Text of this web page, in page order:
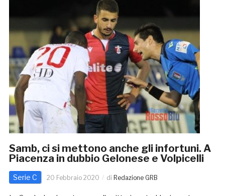
Samb, ci si mettono anche gli infortuni. A
Piacenza in dubbio Gelonese e Volpicelli
Serie C 20 Febbraio 2020 di Redazione GRB